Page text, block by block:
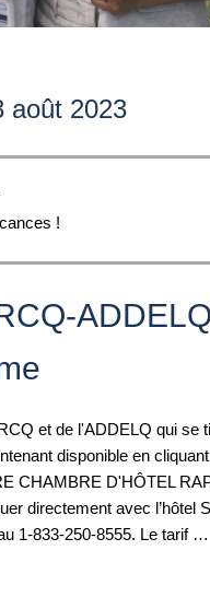
août 2023
!
et de l'ADDELQ qui se
disponible en
CHAMBRE D'HÔTEL
directement avec l’hôtel
1-833-250-8555. Le tarif …